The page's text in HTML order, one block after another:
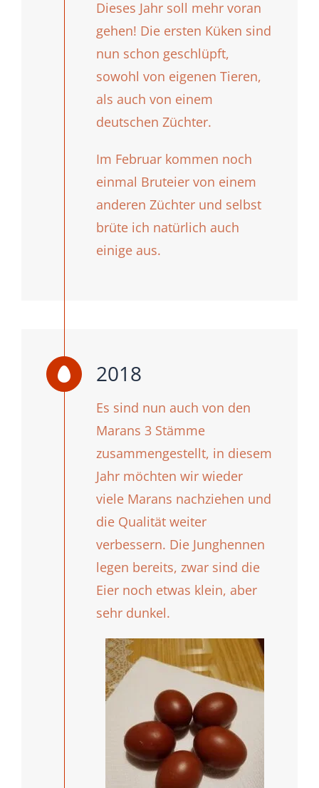
Dieses Jahr soll mehr voran
gehen! Die ersten Küken sind
nun schon geschlüpft,
sowohl von eigenen Tieren,
als auch von einem
deutschen Züchter.
Im Februar kommen noch
einmal Bruteier von einem
anderen Züchter und selbst
brüte ich natürlich auch
einige aus.
2018
Es sind nun auch von den
Marans 3 Stämme
zusammengestellt, in diesem
Jahr möchten wir wieder
viele Marans nachziehen und
die Qualität weiter
verbessern. Die Junghennen
legen bereits, zwar sind die
Eier noch etwas klein, aber
sehr dunkel.